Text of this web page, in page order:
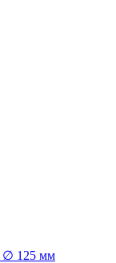
∅ 125 мм